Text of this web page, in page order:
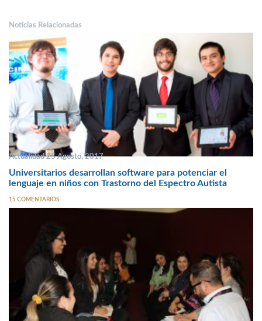
Noticias Relacionadas
Actualidad 25 Agosto, 2017
Universitarios desarrollan software para potenciar el
lenguaje en niños con Trastorno del Espectro Autista
15 COMENTARIOS